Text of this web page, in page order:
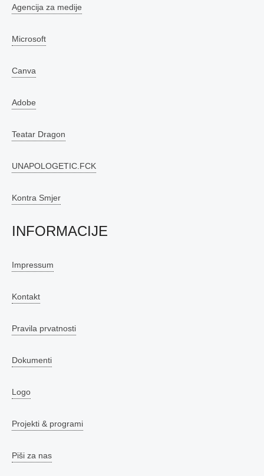
Agencija za medije
Microsoft
Canva
Adobe
Teatar Dragon
UNAPOLOGETIC.FCK
Kontra Smjer
INFORMACIJE
Impressum
Kontakt
Pravila prvatnosti
Dokumenti
Logo
Projekti & programi
Piši za nas